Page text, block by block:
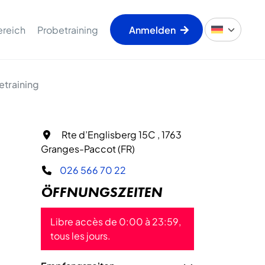
Probetraining Anmelden
Rte d’Englisberg 15C , 1763
Granges-Paccot (FR)
026 566 70 22
ÖFFNUNGSZEITEN
Libre accès de 0:00 à 23:59,
tous les jours.